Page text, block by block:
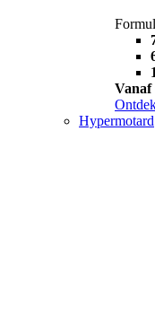
Vanaf
Hypermotard